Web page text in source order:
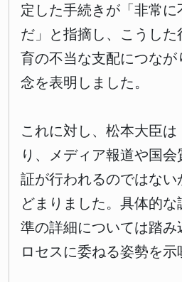
定した手続きが「非常
だ」と指摘し、こうし
育の不当な支配につな
念を表明しました。
これに対し、松本大臣
り、メディア報道や国
証が行われるのではない
どまりました。具体的
準の詳細については踏
ロセスに委ねる姿勢を示